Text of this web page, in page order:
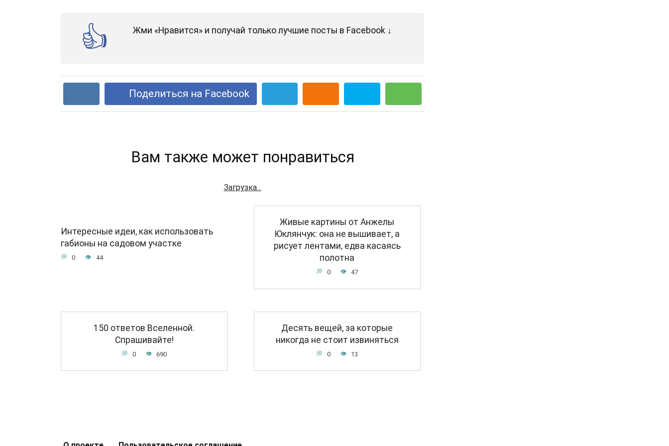
Жми «Нравится» и получай только лучшие посты в Facebook ↓
Поделиться на Facebook
Вам также может понравиться
Загрузка...
Интересные идеи, как использовать
габионы на садовом участке
0 44
Живые картины от Анжелы
Юклянчук: она не вышивает, а
рисует лентами, едва касаясь
полотна
0 47
150 ответов Вселенной.
Спрашивайте!
0 690
Десять вещей, за которые
никогда не стоит извиняться
0 13